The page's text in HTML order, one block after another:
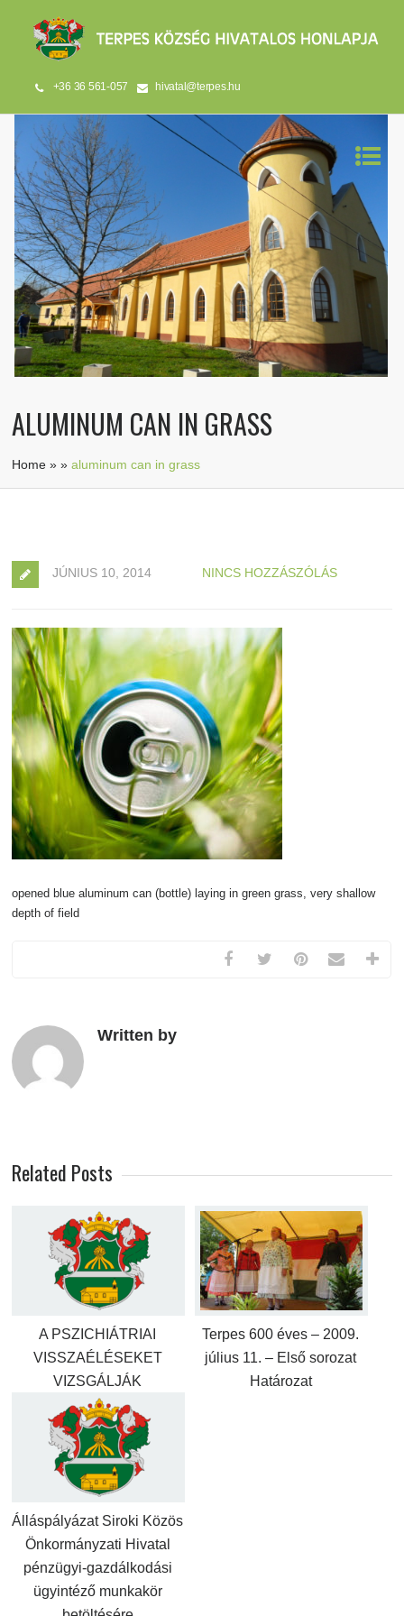
+36 36 561-057 hivatal@terpes.hu
ALUMINUM CAN IN GRASS
Home »»aluminum can in grass
JÚNIUS 10, 2014 NINCS HOZZÁSZÓLÁS
opened blue aluminum can (bottle) laying in green grass, very shallow
depth of field
Written by
Related Posts
A PSZICHIÁTRIAI
VISSZAÉLÉSEKET
VIZSGÁLJÁK
Terpes 600 éves – 2009.
július 11. – Első sorozat
Határozat
Álláspályázat Siroki Közös
Önkormányzati Hivatal
pénzügyi-gazdálkodási
ügyintéző munkakör